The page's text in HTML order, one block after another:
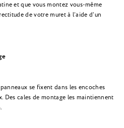
et que vous montez vous-même
de votre muret à l’aide d’un
se fixent dans les encoches
Des cales de montage les maintiennent